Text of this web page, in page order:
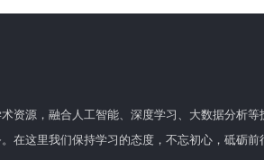
资源，融合人工智能、深度学习、大数据分析
在这里我们保持学习的态度，不忘初心，砥砺前